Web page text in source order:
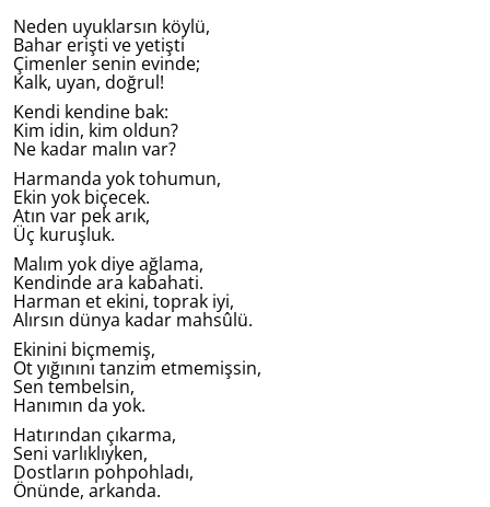
Neden uyuklarsın köylü,
Bahar erişti ve yetişti
Çimenler senin evinde;
Kalk, uyan, doğrul!
Kendi kendine bak:
Kim idin, kim oldun?
Ne kadar malın var?
Harmanda yok tohumun,
Ekin yok biçecek.
Atın var pek arık,
Üç kuruşluk.
Malım yok diye ağlama,
Kendinde ara kabahati.
Harman et ekini, toprak iyi,
Alırsın dünya kadar mahsûlü.
Ekinini biçmemiş,
Ot yığınını tanzim etmemişsin,
Sen tembelsin,
Hanımın da yok.
Hatırından çıkarma,
Seni varlıklıyken,
Dostların pohpohladı,
Önünde, arkanda.